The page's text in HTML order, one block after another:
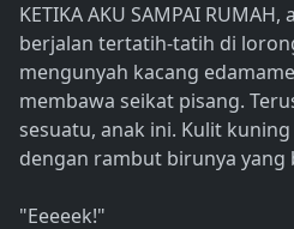
KETIKA AKU SAMPAI
berjalan tertatih-tatih di
mengunyah kacang
membawa seikat pisang.
sesuatu, anak ini. Kulit
dengan rambut birunya yang
"Eeeeek!"